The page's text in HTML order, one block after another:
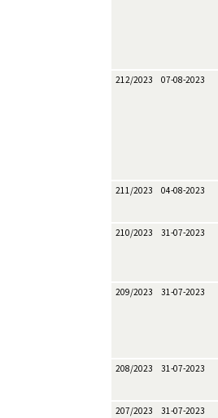
212/2023 07-08-2023
211/2023 04-08-2023
210/2023 31-07-2023
209/2023 31-07-2023
208/2023 31-07-2023
207/2023 31-07-2023